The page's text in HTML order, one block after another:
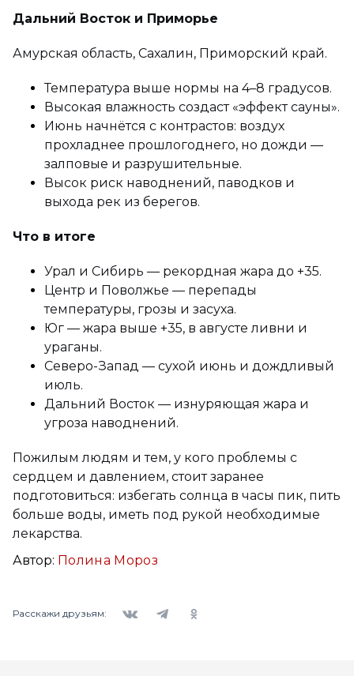
Дальний Восток и Приморье
Амурская область, Сахалин, Приморский край.
Температура выше нормы на 4–8 градусов.
Высокая влажность создаст «эффект сауны».
Июнь начнётся с контрастов: воздух
прохладнее прошлогоднего, но дожди —
залповые и разрушительные.
Высок риск наводнений, паводков и
выхода рек из берегов.
Что в итоге
Урал и Сибирь — рекордная жара до +35.
Центр и Поволжье — перепады
температуры, грозы и засуха.
Юг — жара выше +35, в августе ливни и
ураганы.
Северо-Запад — сухой июнь и дождливый
июль.
Дальний Восток — изнуряющая жара и
угроза наводнений.
Пожилым людям и тем, у кого проблемы с
сердцем и давлением, стоит заранее
подготовиться: избегать солнца в часы пик, пить
больше воды, иметь под рукой необходимые
лекарства.
Автор: Полина Мороз
Расскажи друзьям: